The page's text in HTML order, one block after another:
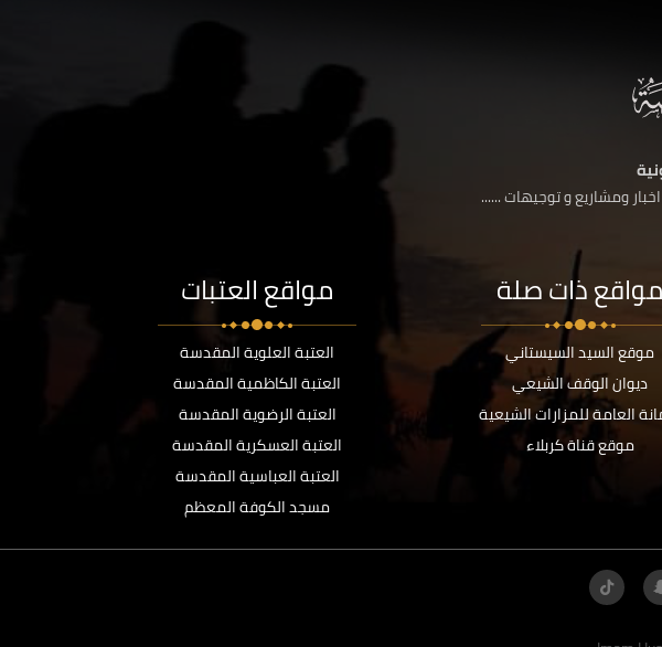
ومشاريع و توجيهات ......
مواقع ذات صلة
موقع السيد السيستاني
ديوان الوقف الشيعي
العامة للمزارات الشيعية
موقع قناة كربلاء
مواقع العتبات
العتبة العلوية المقدسة
العتبة الكاظمية المقدسة
العتبة الرضوية المقدسة
العتبة العسكرية المقدسة
العتبة العباسية المقدسة
مسجد الكوفة المعظم